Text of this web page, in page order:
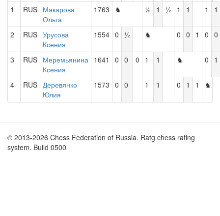
1
RUS Макарова
Ольга
1763 ♞ ½ 1 ½ 1 1 1 1
2 RUS Урусова
Ксения
1554 0 ½ ♞ 0 0 1 0 0
3 RUS Меремьянина
Ксения
1641 0 0 0 1 1 ♞ 0 1
4 RUS Деревянко
Юлия
1573 0 0 1 1 0 1 1 ♞
© 2013-2026 Chess Federation of Russia. Ratg chess rating
system. Build 0500